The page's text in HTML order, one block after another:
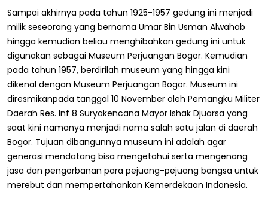
Sampai akhirnya pada tahun 1925-1957 gedung ini menjadi
milik seseorang yang bernama Umar Bin Usman Alwahab
hingga kemudian beliau menghibahkan gedung ini untuk
digunakan sebagai Museum Perjuangan Bogor. Kemudian
pada tahun 1957, berdirilah museum yang hingga kini
dikenal dengan Museum Perjuangan Bogor. Museum ini
diresmikanpada tanggal 10 November oleh Pemangku Militer
Daerah Res. Inf 8 Suryakencana Mayor Ishak Djuarsa yang
saat kini namanya menjadi nama salah satu jalan di daerah
Bogor. Tujuan dibangunnya museum ini adalah agar
generasi mendatang bisa mengetahui serta mengenang
jasa dan pengorbanan para pejuang-pejuang bangsa untuk
merebut dan mempertahankan Kemerdekaan Indonesia.